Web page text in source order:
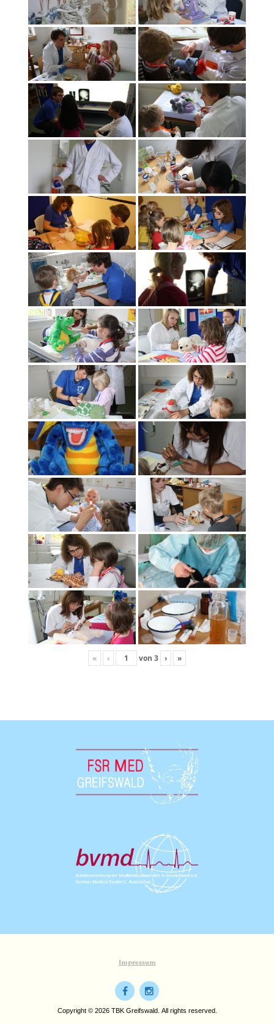
« ‹ von 3 › »
Impressum
Copyright © 2026 TBK Greifswald. All rights reserved.